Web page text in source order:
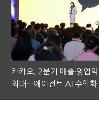
카카오, 2분기 매출·영업
최대…에이전트 AI 수익화